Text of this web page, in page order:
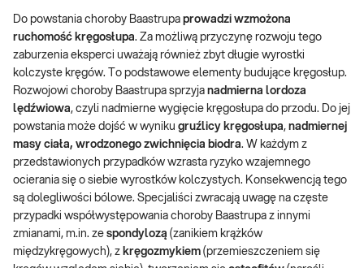
Do powstania choroby Baastrupa prowadzi wzmożona
ruchomość kręgosłupa. Za możliwą przyczynę rozwoju tego
zaburzenia eksperci uważają również zbyt długie wyrostki
kolczyste kręgów. To podstawowe elementy budujące kręgosłup.
Rozwojowi choroby Baastrupa sprzyja nadmierna lordoza
lędźwiowa, czyli nadmierne wygięcie kręgosłupa do przodu. Do jej
powstania może dojść w wyniku gruźlicy kręgosłupa, nadmiernej
masy ciała, wrodzonego zwichnięcia biodra. W każdym z
przedstawionych przypadków wzrasta ryzyko wzajemnego
ocierania się o siebie wyrostków kolczystych. Konsekwencją tego
są dolegliwości bólowe. Specjaliści zwracają uwagę na częste
przypadki współwystępowania choroby Baastrupa z innymi
zmianami, m.in. ze spondylozą (zanikiem krążków
międzykręgowych), z kręgozmykiem (przemieszczeniem się